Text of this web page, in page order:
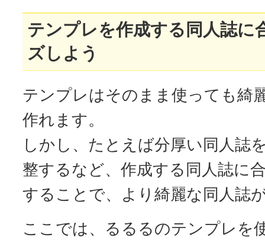
テンプレを作成する同人誌に
ズしよう
テンプレはそのまま使っても綺
作れます。
しかし、たとえば分厚い同人誌
整するなど、作成する同人誌に
することで、より綺麗な同人誌
ここでは、るるるのテンプレを